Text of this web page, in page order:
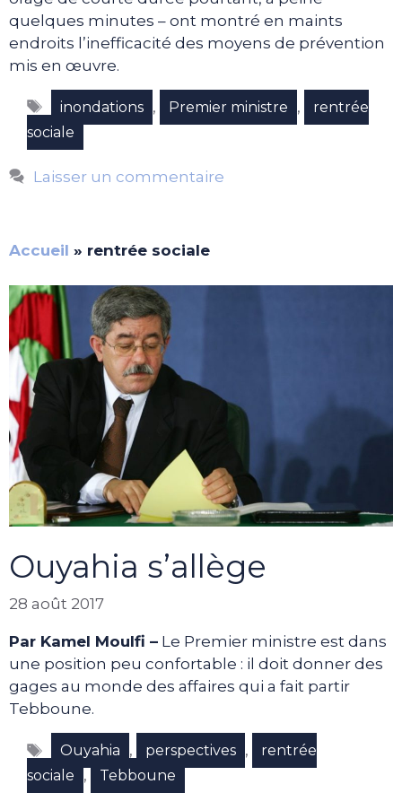
quelques minutes – ont montré en maints
endroits l’inefficacité des moyens de prévention
mis en œuvre.
Étiquettes
inondations , Premier ministre ,
rentrée
sociale
Laisser un commentaire
Accueil » rentrée sociale
Ouyahia s’allège
28 août 2017
Par Kamel Moulfi – Le Premier ministre est dans
une position peu confortable : il doit donner des
gages au monde des affaires qui a fait partir
Tebboune.
Étiquettes
Ouyahia , perspectives ,
rentrée
sociale
, Tebboune